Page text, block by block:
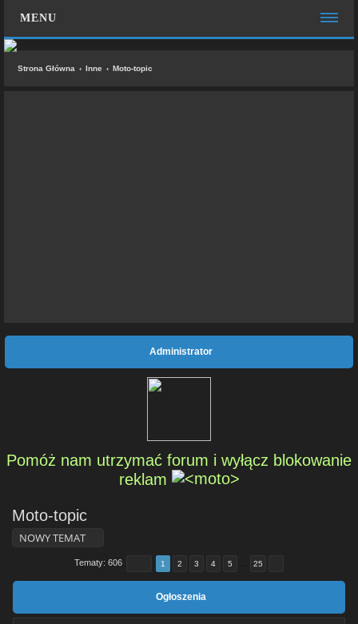
MENU
Strona Główna Inne Moto-topic
Administrator
Pomóż nam utrzymać forum i wyłącz blokowanie
reklam
Moto-topic
NOWY TEMAT
Tematy: 606 1 2 3 4 5 25
Ogłoszenia